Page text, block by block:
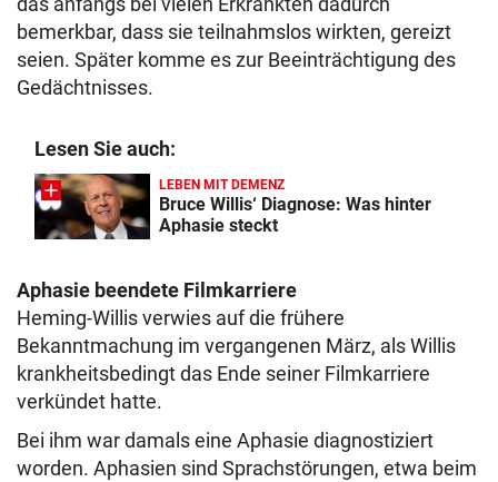
bemerkbar, dass sie teilnahmslos wirkten, gereizt
seien. Später komme es zur Beeinträchtigung des
Gedächtnisses.
Lesen Sie auch:
LEBEN MIT DEMENZ
Bruce Willis‘ Diagnose: Was hinter
Aphasie steckt
Aphasie beendete Filmkarriere
Heming-Willis verwies auf die frühere
Bekanntmachung im vergangenen März, als Willis
krankheitsbedingt das Ende seiner Filmkarriere
verkündet hatte.
Bei ihm war damals eine Aphasie diagnostiziert
worden. Aphasien sind Sprachstörungen, etwa beim